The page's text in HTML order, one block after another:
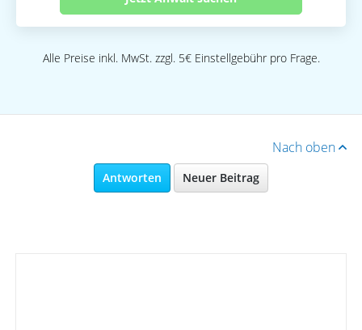
Alle Preise inkl. MwSt. zzgl. 5€ Einstellgebühr pro Frage.
Nach oben
Antworten Neuer Beitrag